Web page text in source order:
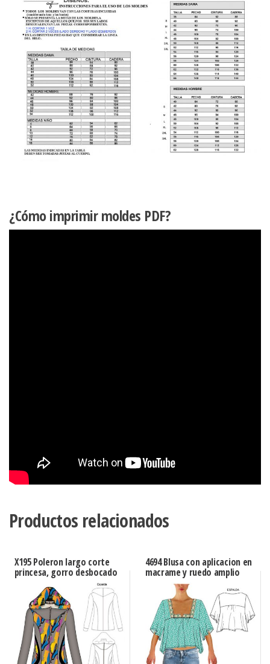
¿Cómo imprimir moldes PDF?
Productos relacionados
X195 Poleron largo corte
princesa, gorro desbocado
4694 Blusa con aplicacion en
macrame y ruedo amplio